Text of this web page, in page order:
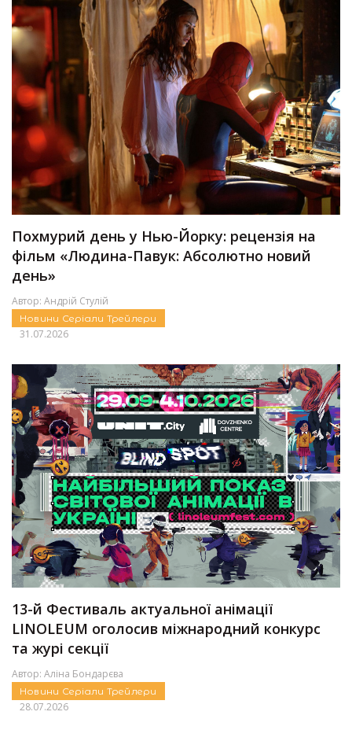
Похмурий день у Нью-Йорку: рецензія на
фільм «Людина-Павук: Абсолютно новий
день»
Автор: Андрій Стулій
Новини Серіали Трейлери
31.07.2026
13-й Фестиваль актуальної анімації
LINOLEUM оголосив міжнародний конкурс
та журі секції
Автор: Аліна Бондарєва
Новини Серіали Трейлери
28.07.2026